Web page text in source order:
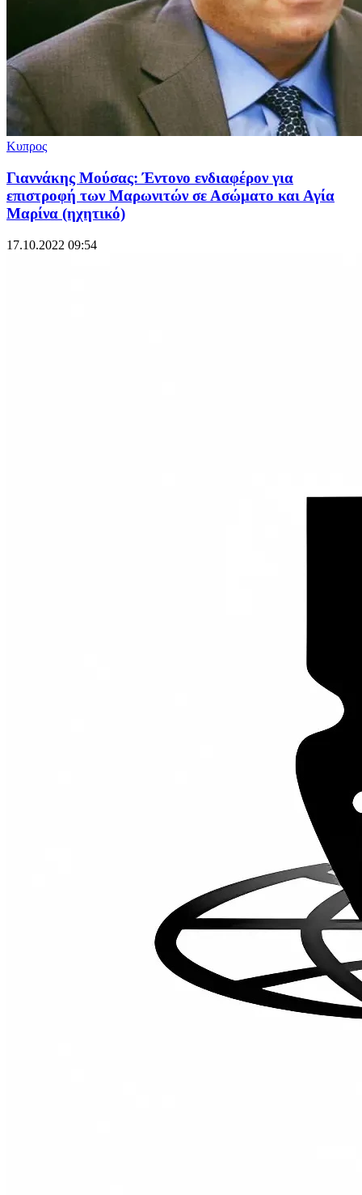
Κυπρος
Γιαννάκης Μούσας: Έντονο ενδιαφέρον για
επιστροφή των Μαρωνιτών σε Ασώματο και Αγία
Μαρίνα (ηχητικό)
17.10.2022 09:54